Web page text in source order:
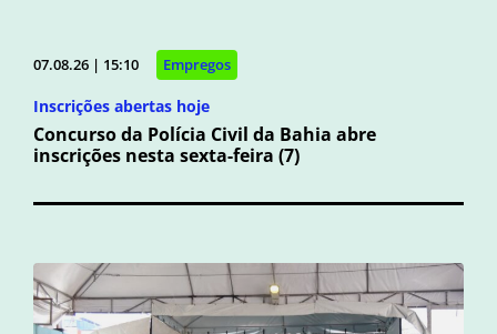
07.08.26 | 15:10 Empregos
Inscrições abertas hoje
Concurso da Polícia Civil da Bahia abre
inscrições nesta sexta-feira (7)